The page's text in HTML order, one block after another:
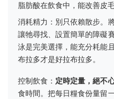
脂肪酸在飲食中，能改善皮
消耗精力：別只依賴散步
讓牠尋找、設置簡單的障礙
泳是完美選擇，能充分耗能
布拉多才是好拉布拉多。
控制飲食： 定時定量，絕不
食時間。把每日糧食份量留